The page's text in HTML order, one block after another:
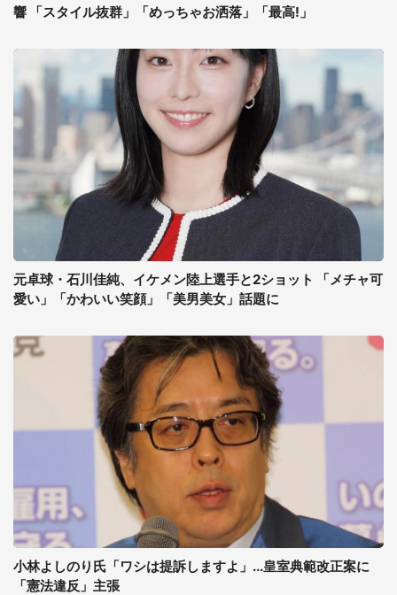
響 「スタイル抜群」「めっちゃお洒落」「最高!」
元卓球・石川佳純、イケメン陸上選手と2ショット 「メチャ可
愛い」「かわいい笑顔」「美男美女」話題に
小林よしのり氏「ワシは提訴しますよ」...皇室典範改正案に
「憲法違反」主張